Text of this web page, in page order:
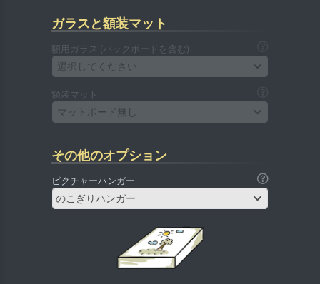
ガラスと額装マット
額用ガラス (バックボードを含む)
選択してください
額装マット
マットボード無し
その他のオプション
ピクチャーハンガー
のこぎりハンガー